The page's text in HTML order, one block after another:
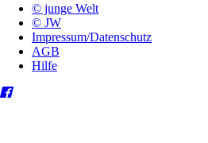
© junge Welt
© JW
Impressum/Datenschutz
AGB
Hilfe